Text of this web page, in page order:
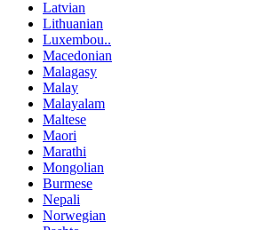
Latvian
Lithuanian
Luxembou..
Macedonian
Malagasy
Malay
Malayalam
Maltese
Maori
Marathi
Mongolian
Burmese
Nepali
Norwegian